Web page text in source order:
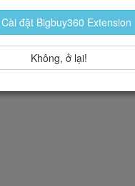
Cài đặt Bigbuy360 Extension
Không, ở lại!